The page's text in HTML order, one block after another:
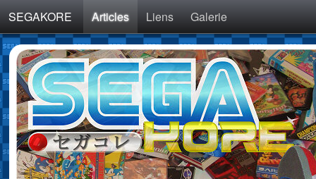
SEGAKORE Articles Liens Galerie